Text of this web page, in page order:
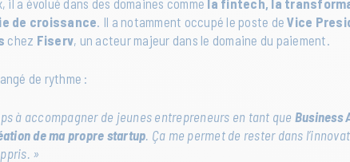
de croissance . Il a notamment occupé le poste deVice
chez Fiserv, un acteur majeur dans le domaine du paiement.
de rythme :
à accompagner de jeunes entrepreneurs en tant que Business
de ma propre startup . Ça me permet de rester dans
»